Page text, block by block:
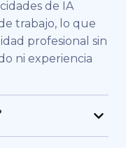
de IA
trabajo, lo que
profesional sin
ni experiencia
personas y